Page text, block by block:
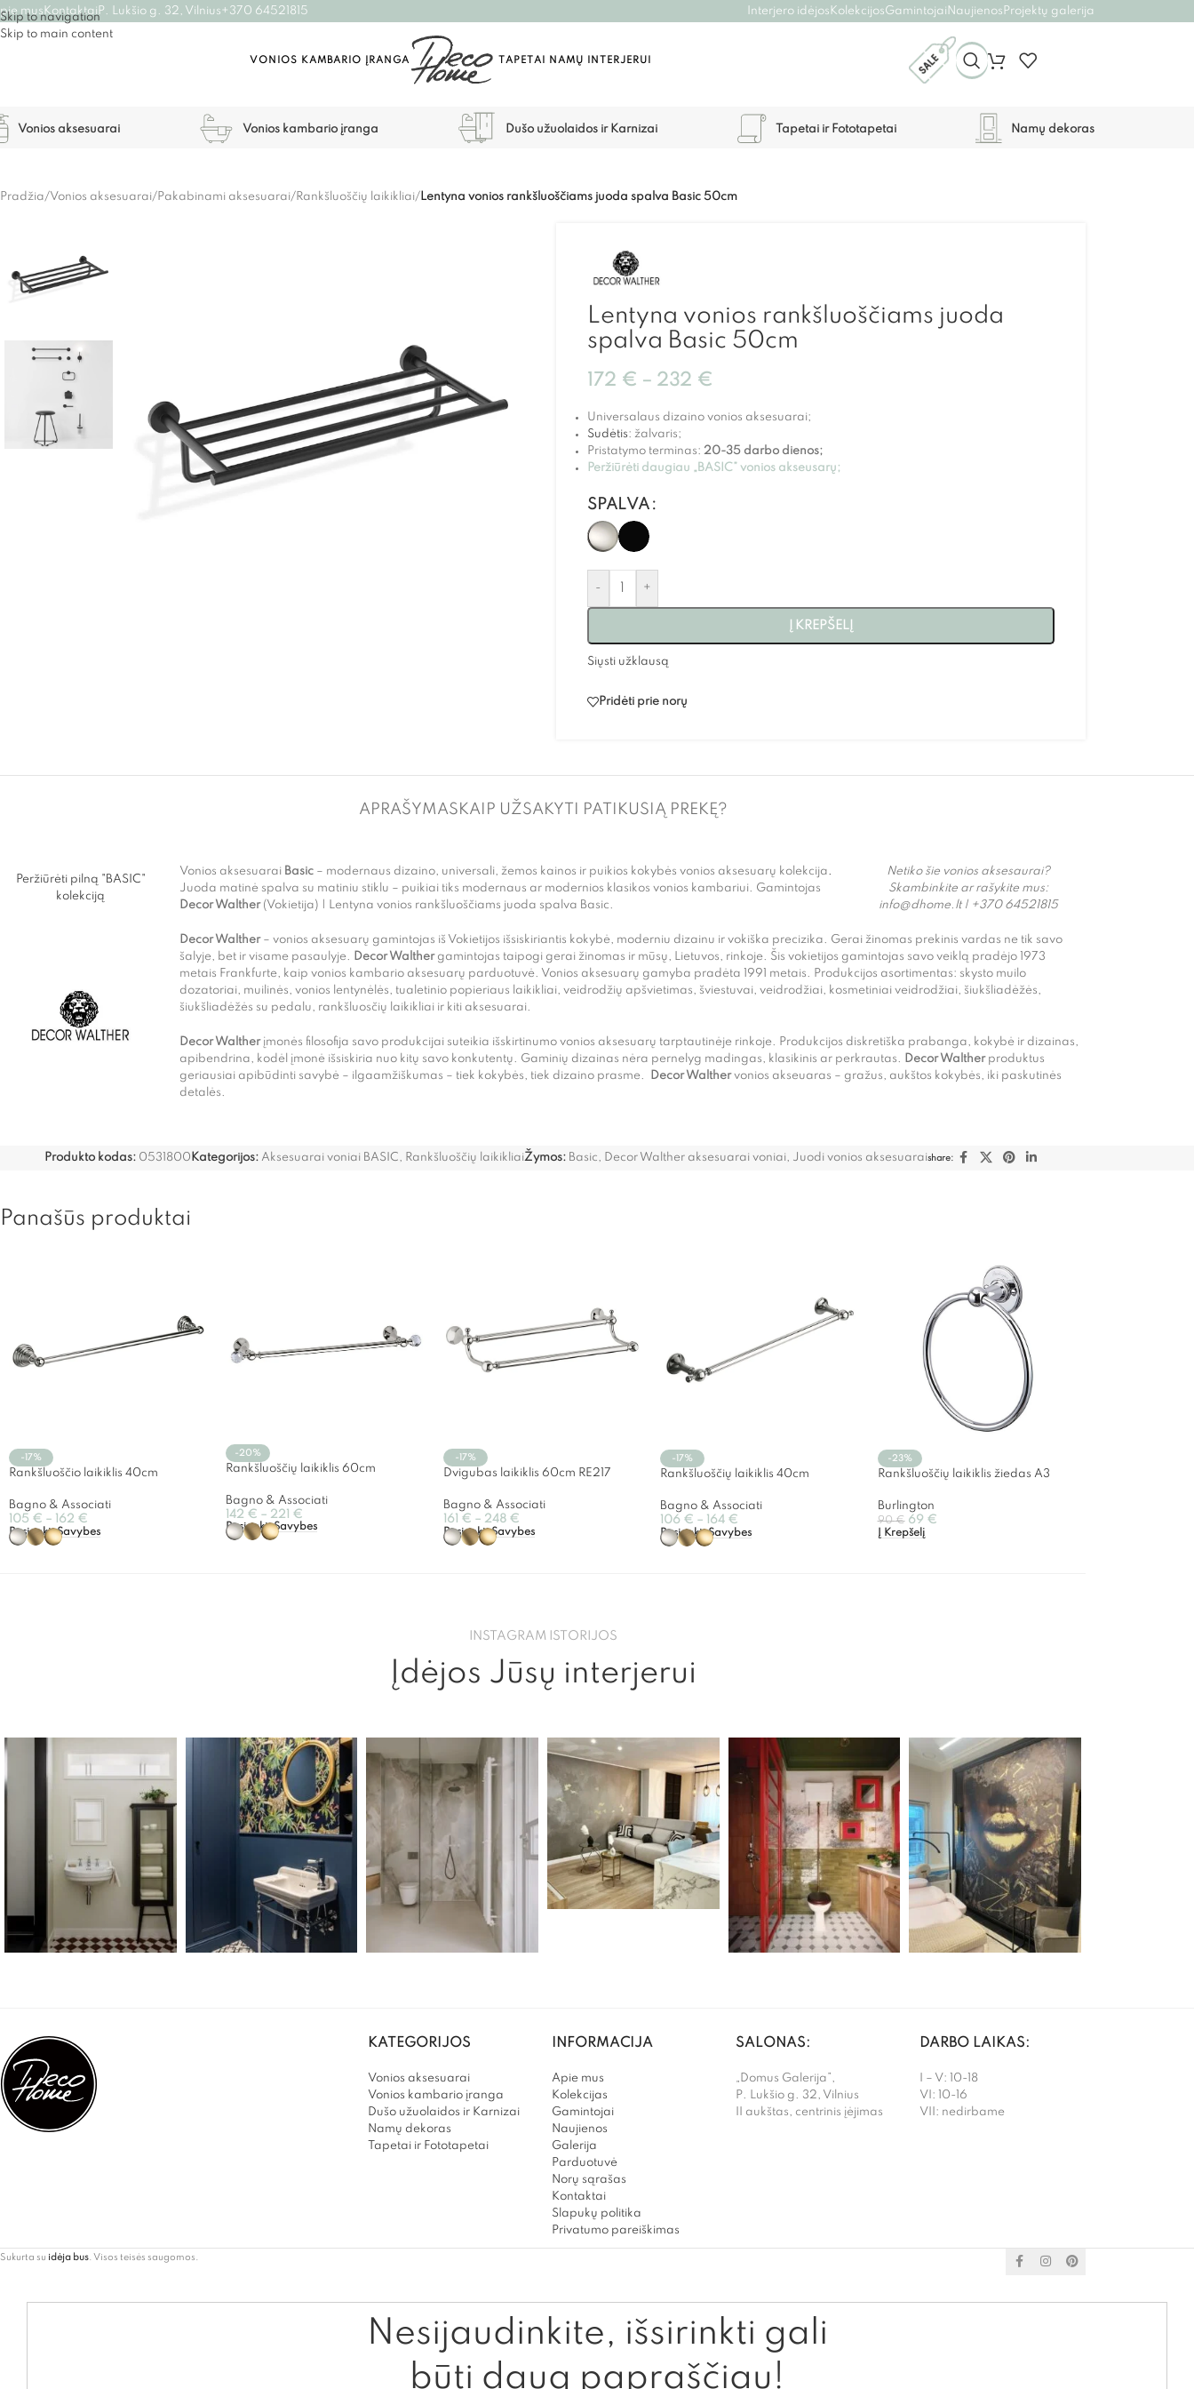
Skip to navigation
Skip to main content
mus Kontaktai P. Lukšio g. 32, Vilnius +370 64521815 Interjero idėjos KolekcijosGamintojai Naujienos Projektų galerija
VONIOS KAMBARIO ĮRANGA TAPETAI NAMŲ INTERJERUI
Vonios aksesuarai Vonios kambario įranga Dušo užuolaidos ir Karnizai Tapetai ir Fototapetai Namų dekoras
Pradžia/Vonios aksesuarai/Pakabinami aksesuarai/Rankšluoščių laikikliai/ Lentyna vonios rankšluoščiams juoda spalva Basic 50cm
Lentyna vonios rankšluoščiams juoda
spalva Basic 50cm
172 € – 232 €
Universalaus dizaino vonios aksesuarai;
Sudėtis: žalvaris;
Pristatymo terminas: 20-35 darbo dienos;
Peržiūrėti daugiau „BASIC” vonios akseusarų;
SPALVA
- +
Į KREPŠELĮ
Siųsti užklausą
Pridėti prie norų
APRAŠYMAS KAIP UŽSAKYTI PATIKUSIĄ PREKĘ?
Peržiūrėti pilną "BASIC"
kolekciją
Vonios aksesuarai Basic – modernaus dizaino, universali, žemos kainos ir puikios kokybės vonios aksesuarų kolekcija
Juoda matinė spalva su matiniu stiklu – puikiai tiks modernaus ar modernios klasikos vonios kambariui. Gamintojas
Decor Walther (Vokietija) | Lentyna vonios rankšluoščiams juoda spalva Basic.
Netiko šie vonios aksesaurai?
Skambinkite ar rašykite mus:
info@dhome.lt | +370 64521815
Decor Walther– vonios aksesuarų gamintojas iš Vokietijos išsiskiriantis kokybė, moderniu dizainu ir vokiška precizika. Gerai žinomas prekinis vardas ne tik savo
šalyje, bet ir visame pasaulyje.
Decor Walthergamintojas taipogi gerai žinomas ir mūsų, Lietuvos, rinkoje. Šis vokietijos gamintojas savo veiklą pradėjo 1973
metais Frankfurte, kaip vonios kambario aksesuarų parduotuvė. Vonios aksesuarų gamyba pradėta 1991 metais. Produkcijos asortimentas: skysto muilo
dozatoriai, muilinės, vonios lentynėlės, tualetinio popieriaus laikikliai, veidrodžių apšvietimas, šviestuvai, veidrodžiai, kosmetiniai veidrodžiai, šiukšliadėžės,
šiukšliadėžės su pedalu, rankšluosčių laikikliai ir kiti aksesuarai.
Decor Walther įmonės filosofija savo produkcijai suteikia išskirtinumo vonios aksesuarų tarptautinėje rinkoje. Produkcijos diskretiška prabanga, kokybė ir dizainas,
apibendrina, kodėl įmonė išsiskiria nuo kitų savo konkutentų. Gaminių dizainas nėra pernelyg madingas, klasikinis ar perkrautas.
Decor Waltherproduktus
geriausiai apibūdinti savybė – ilgaamžiškumas – tiek kokybės, tiek dizaino prasme.
Decor Walthervonios akseuaras – gražus, aukštos kokybės, iki paskutinės
detalės.
Produkto kodas: 0531800 Kategorijos: Aksesuarai voniai BASIC, Rankšluoščių laikikliaiŽymos: Basic, Decor Walther aksesuarai voniai, Juodi vonios aksesuaraishare:
Panašūs produktai
-17%
Rankšluoščio laikiklis 40cm
Bagno & Associati
105 € – 162 €
Pasirinkti Savybes
-20%
Rankšluoščių laikiklis 60cm
Bagno & Associati
142 € – 221 €
Pasirinkti Savybes
-17%
Dvigubas laikiklis 60cm RE217
Bagno & Associati
161 € – 248 €
Pasirinkti Savybes
-17%
Rankšluoščių laikiklis 40cm
Bagno & Associati
106 € – 164 €
Pasirinkti Savybes
-23%
Rankšluoščių laikiklis žiedas A3
Burlington
90€ 69 €
Į Krepšelį
INSTAGRAM ISTORIJOS
Įdėjos Jūsų interjerui
KATEGORIJOS
Vonios aksesuarai
Vonios kambario įranga
Dušo užuolaidos ir Karnizai
Namų dekoras
Tapetai ir Fototapetai
INFORMACIJA
Apie mus
Kolekcijas
Gamintojai
Naujienos
Galerija
Parduotuvė
Norų sąrašas
Kontaktai
Slapukų politika
Privatumo pareiškimas
SALONAS:
„Domus Galerija”,
P. Lukšio g. 32, Vilnius
II aukštas, centrinis įėjimas
DARBO LAIKAS:
I – V: 10-18
VI: 10-16
VII: nedirbame
Sukurta su idėja bus . Visos teisės saugomos.
Nesijaudinkite, išsirinkti gali
būti daug papraščiau!